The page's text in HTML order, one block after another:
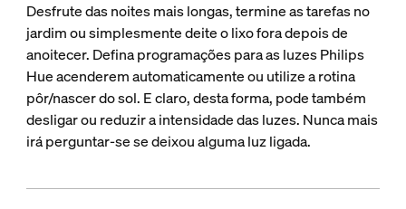
Desfrute das noites mais longas, termine as tarefas no
jardim ou simplesmente deite o lixo fora depois de
anoitecer. Defina programações para as luzes Philips
Hue acenderem automaticamente ou utilize a rotina
pôr/nascer do sol. E claro, desta forma, pode também
desligar ou reduzir a intensidade das luzes. Nunca mais
irá perguntar-se se deixou alguma luz ligada.